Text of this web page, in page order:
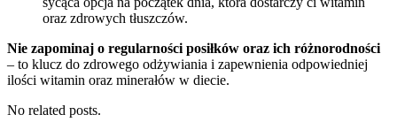
oraz zdrowych tłuszczów.
Nie zapominaj o regularności posiłków oraz ich różnorodności
– to klucz do zdrowego odżywiania i zapewnienia odpowiedniej
ilości witamin oraz minerałów w diecie.
No related posts.